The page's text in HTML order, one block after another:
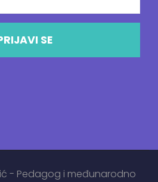
- Pedagog i međunarodno